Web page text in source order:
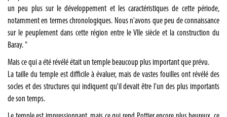
un peu plus sur le développement et les caractéristiques de cette période,
notamment en termes chronologiques. Nous n'avons que peu de connaissance
sur le peuplement dans cette région entre le VIIe siècle et la construction du
Baray. "
Mais ce qui a été révélé était un temple beaucoup plus important que prévu.
La taille du temple est difficile à évaluer, mais de vastes fouilles ont révélé des
socles et des structures qui indiquent qu'il devait être l'un des plus importants
de son temps.